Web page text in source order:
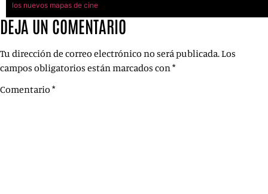
los nuevos mapas de cine
DEJA UN COMENTARIO
Tu dirección de correo electrónico no será publicada.Los
campos obligatorios están marcados con*
Comentario *